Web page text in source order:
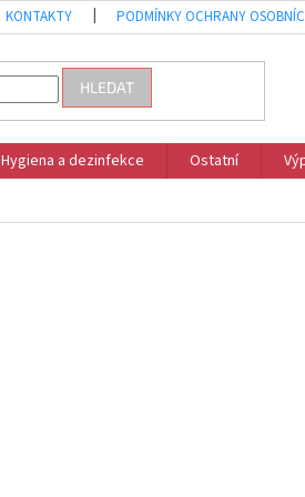
KONTAKTY PODMÍNKY OCHRANY
HLEDAT
Hygiena a dezinfekce Ostatní